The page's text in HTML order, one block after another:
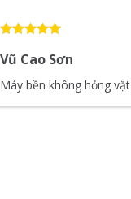
Vũ Cao Sơn
Máy bền không hỏng vặt